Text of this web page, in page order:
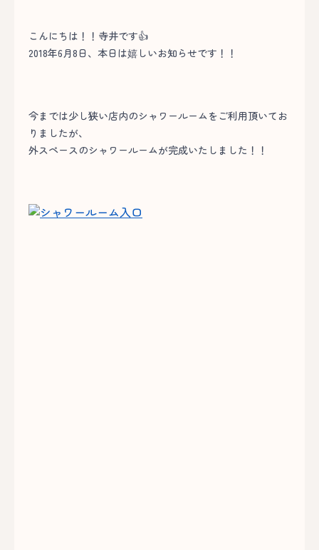
こんにちは！！寺井です👍
2018年6月8日、本日は嬉しいお知らせです！！
今までは少し狭い店内のシャワールームをご利用頂いてお
りましたが、
外スペースのシャワールームが完成いたしました！！